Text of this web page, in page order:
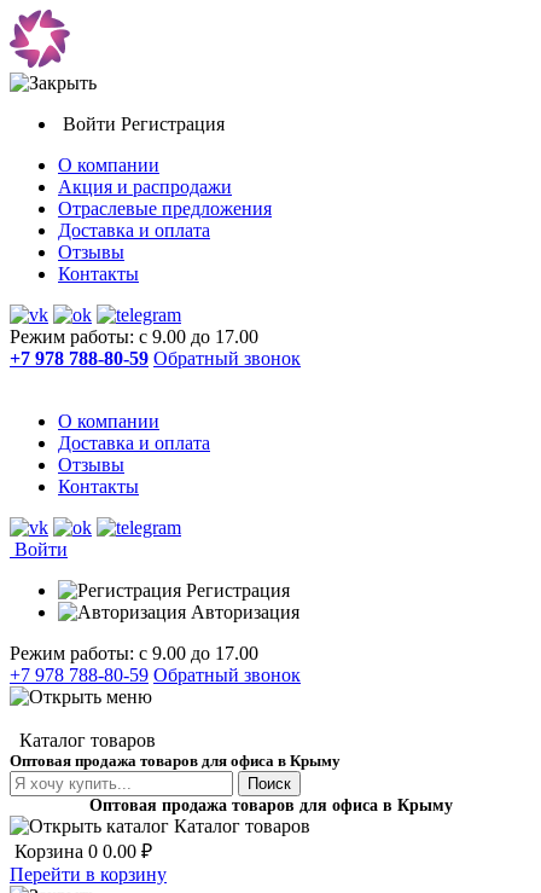
Войти Регистрация
О компании
Акция и распродажи
Отраслевые предложения
Доставка и оплата
Отзывы
Контакты
Режим работы: с 9.00 до 17.00
+7 978 788-80-59 Обратный звонок
О компании
Доставка и оплата
Отзывы
Контакты
Войти
Регистрация
Авторизация
Режим работы: с 9.00 до 17.00
+7 978 788-80-59 Обратный звонок
Каталог товаров
Оптовая продажа товаров для офиса в Крыму
Поиск
Оптовая продажа товаров для офиса в Крыму
Каталог товаров
Корзина 0 0.00 ₽
Перейти в корзину